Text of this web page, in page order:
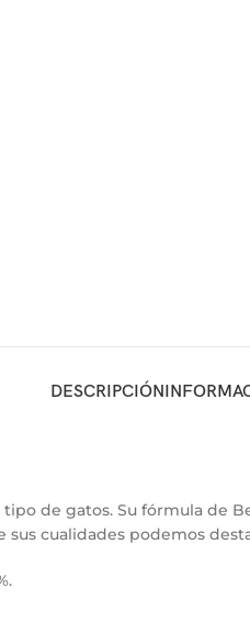
DESCRIPCIÓN
de gatos. Su fórmula de
cualidades podemos